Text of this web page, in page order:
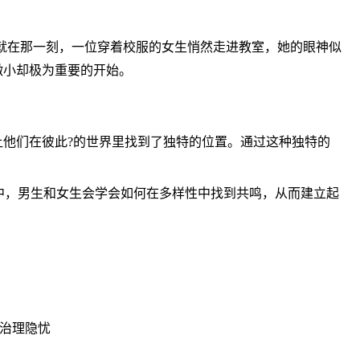
那一刻，一位穿着校服的女生悄然走进教室，她的眼神似
却极为重要的开始。
们在彼此?的世界里找到了独特的位置。通过这种独特的
男生和女生会学会如何在多样性中找到共鸣，从而建立起
理隐忧